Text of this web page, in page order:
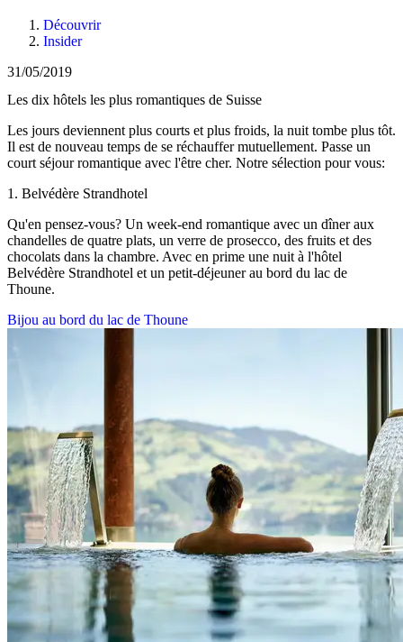
Découvrir
Insider
31/05/2019
Les dix hôtels les plus romantiques de Suisse
Les jours deviennent plus courts et plus froids, la nuit tombe plus tôt.
Il est de nouveau temps de se réchauffer mutuellement. Passe un
court séjour romantique avec l'être cher. Notre sélection pour vous:
1. Belvédère Strandhotel
Qu'en pensez-vous? Un week-end romantique avec un dîner aux
chandelles de quatre plats, un verre de prosecco, des fruits et des
chocolats dans la chambre. Avec en prime une nuit à l'hôtel
Belvédère Strandhotel et un petit-déjeuner au bord du lac de
Thoune.
Bijou au bord du lac de Thoune